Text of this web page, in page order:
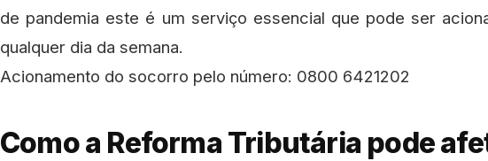
de pandemia este é um serviço essencial que pode ser
qualquer dia da semana.
Acionamento do socorro pelo número: 0800 6421202​
Como a Reforma Tributária pode